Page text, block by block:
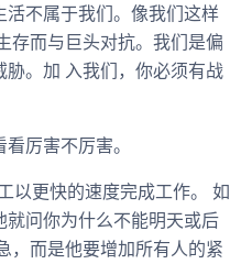
不属于我们。像我们这样
存而与巨头对抗。我们是偏
。加 入我们，你必须有战
厉害不厉害。
以更快的速度完成工作。 如
问你为什么不能明天或后
，而是他要增加所有人的紧